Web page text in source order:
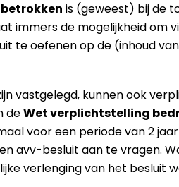
is (geweest) bij de
immers de mogelijkheid
te oefenen op de (inhoud
vastgelegd, kunnen ook
deWet verplichtstelling
voor een periode van 2
avv-besluit aan te vragen.
verlenging van het besluit